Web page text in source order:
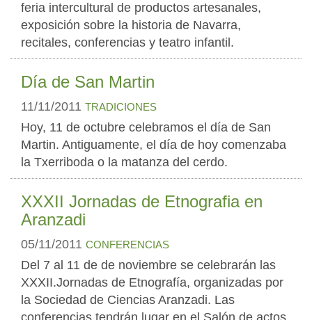
feria intercultural de productos artesanales,
exposición sobre la historia de Navarra,
recitales, conferencias y teatro infantil.
Día de San Martin
11/11/2011 TRADICIONES
Hoy, 11 de octubre celebramos el día de San
Martin. Antiguamente, el día de hoy comenzaba
la Txerriboda o la matanza del cerdo.
XXXII Jornadas de Etnografia en
Aranzadi
05/11/2011 CONFERENCIAS
Del 7 al 11 de de noviembre se celebrarán las
XXXII.Jornadas de Etnografía, organizadas por
la Sociedad de Ciencias Aranzadi. Las